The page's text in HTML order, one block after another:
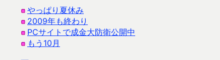
やっぱり夏休み
2009年も終わり
PCサイトで成金大防衛公開中
もう10月